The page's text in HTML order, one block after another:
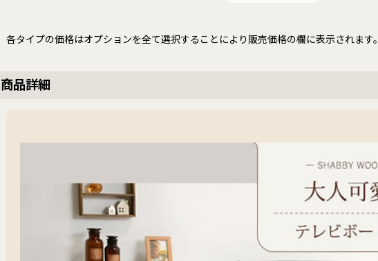
各タイプの価格はオプションを全て選択することにより販売価格の欄に表示されます。
商品詳細